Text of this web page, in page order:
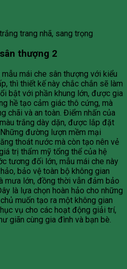
trang nhã, sang trọng
thượng 2
mái che sân thượng với kiểu
thì thiết kế này chắc chắn sẽ làm
bật với phần khung lớn, được gia
hề tạo cảm giác thô cứng, mà
chãi và an toàn. Điểm nhấn của
trắng dày dặn, được lắp đặt
đường lượn mềm mại
thoát nước mà còn tạo nên vẻ
trị thẩm mỹ tổng thể của hệ
tương đối lớn, mẫu mái che này
bảo vệ toàn bộ không gian
mưa lớn, đồng thời vẫn đảm bảo
là lựa chọn hoàn hảo cho những
muốn tạo ra một không gian
vụ cho các hoạt động giải trí,
giãn cùng gia đình và bạn bè.